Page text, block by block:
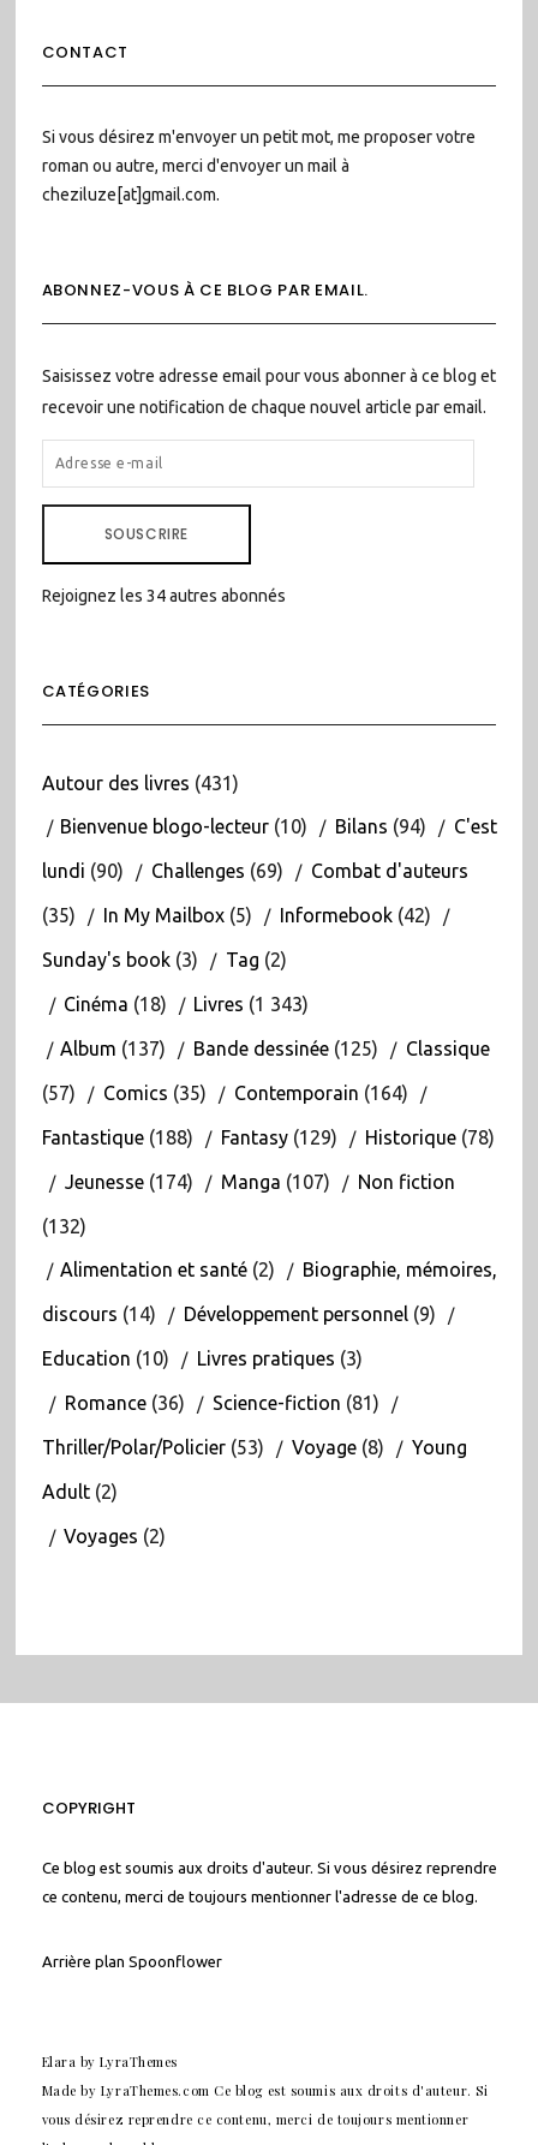
CONTACT
Si vous désirez m'envoyer un petit mot, me proposer votre
roman ou autre, merci d'envoyer un mail à
cheziluze[at]gmail.com.
ABONNEZ-VOUS À CE BLOG PAR EMAIL.
Saisissez votre adresse email pour vous abonner à ce blog et
recevoir une notification de chaque nouvel article par email.
ADRESSE
E-
SOUSCRIRE
Rejoignez les 34 autres abonnés
CATÉGORIES
Autour des livres (431)
Bienvenue blogo-lecteur(10) Bilans (94) C'est
lundi (90) Challenges (69) Combat d'auteurs
(35) In My Mailbox(5) Informebook(42)
Sunday's book(3) Tag (2)
Cinéma (18) Livres (1 343)
Album (137) Bande dessinée(125) Classique
(57) Comics (35) Contemporain (164)
Fantastique(188) Fantasy(129) Historique(78)
Jeunesse(174) Manga (107) Non fiction
(132)
Alimentation et santé(2) Biographie, mémoires,
discours (14) Développement personnel(9)
Education (10) Livres pratiques (3)
Romance(36) Science-fiction (81)
Thriller/Polar/Policier(53) Voyage(8) Young
Adult(2)
Voyages (2)
COPYRIGHT
Ce blog est soumis aux droits d'auteur. Si vous désirez reprendre
ce contenu, merci de toujours mentionner l'adresse de ce blog.
Arrière plan Spoonflower
Elara by LyraThemes
Made by LyraThemes.com Ce blog est soumis aux droits d'auteur. Si
vous désirez reprendre ce contenu, merci de toujours mentionner